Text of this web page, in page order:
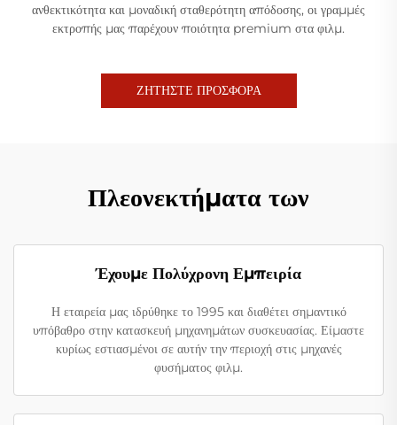
ανθεκτικότητα και μοναδική σταθερότητη απόδοσης, οι γραμμές
εκτροπής μας παρέχουν ποιότητα premium στα φιλμ.
ΖΗΤΗΣΤΕ ΠΡΟΣΦΟΡΑ
Πλεονεκτήματα των
Έχουμε Πολύχρονη Εμπειρία
Η εταιρεία μας ιδρύθηκε το 1995 και διαθέτει σημαντικό
υπόβαθρο στην κατασκευή μηχανημάτων συσκευασίας. Είμαστε
κυρίως εστιασμένοι σε αυτήν την περιοχή στις μηχανές
φυσήματος φιλμ.